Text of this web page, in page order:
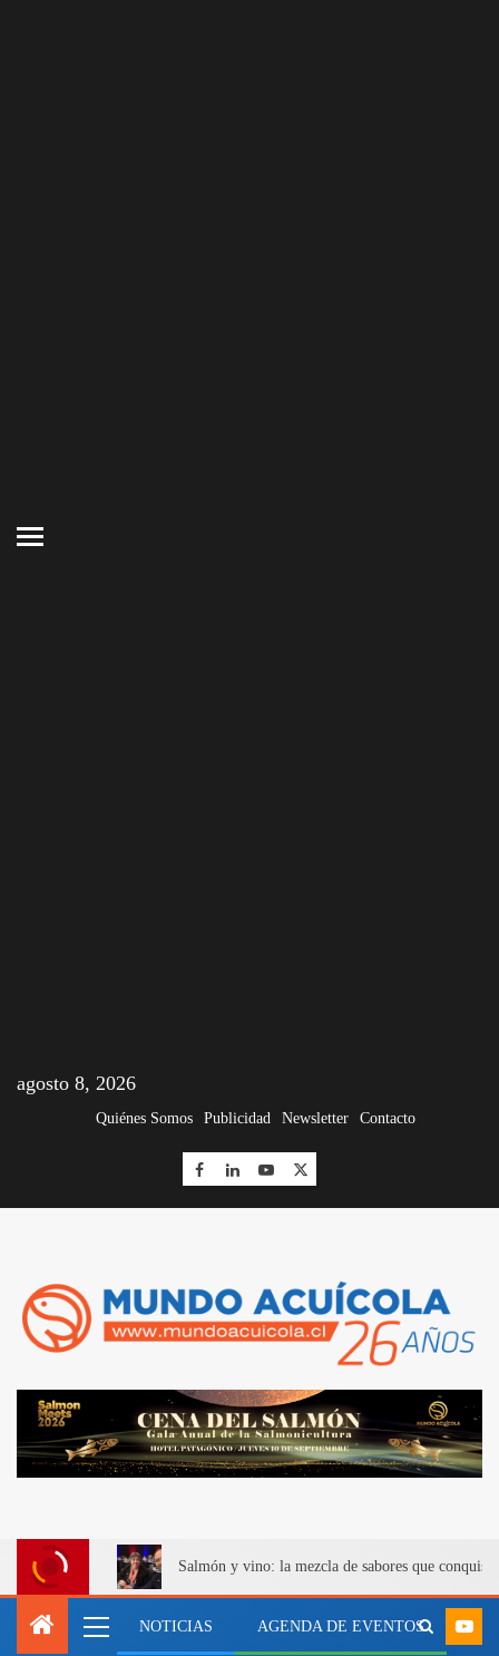
agosto 8, 2026
Quiénes Somos Publicidad Newsletter Contacto
Salmón y vino: la mezcla de sabores que
NOTICIAS AGENDA DE EVENTOS